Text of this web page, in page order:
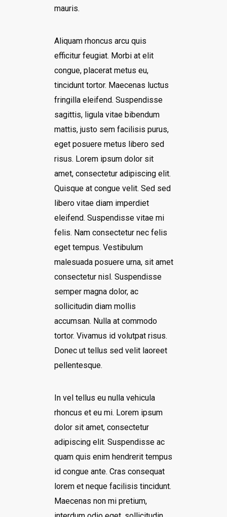
mauris.
Aliquam rhoncus arcu quis
efficitur feugiat. Morbi at elit
congue, placerat metus eu,
tincidunt tortor. Maecenas luctus
fringilla eleifend. Suspendisse
sagittis, ligula vitae bibendum
mattis, justo sem facilisis purus,
eget posuere metus libero sed
risus. Lorem ipsum dolor sit
amet, consectetur adipiscing elit.
Quisque at congue velit. Sed sed
libero vitae diam imperdiet
eleifend. Suspendisse vitae mi
felis. Nam consectetur nec felis
eget tempus. Vestibulum
malesuada posuere urna, sit amet
consectetur nisl. Suspendisse
semper magna dolor, ac
sollicitudin diam mollis
accumsan. Nulla at commodo
tortor. Vivamus id volutpat risus.
Donec ut tellus sed velit laoreet
pellentesque.
In vel tellus eu nulla vehicula
rhoncus et eu mi. Lorem ipsum
dolor sit amet, consectetur
adipiscing elit. Suspendisse ac
quam quis enim hendrerit tempus
id congue ante. Cras consequat
lorem et neque facilisis tincidunt.
Maecenas non mi pretium,